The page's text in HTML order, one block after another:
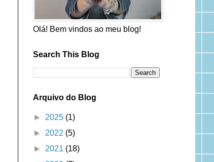
Olá! Bem vindos ao meu blog!
Search This Blog
Arquivo do Blog
► 2025 (1)
► 2022 (5)
► 2021 (18)